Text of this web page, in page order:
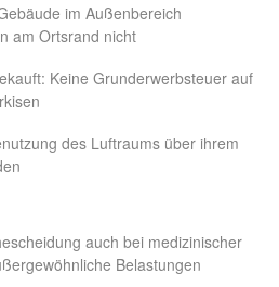
im Außenbereich
am Ortsrand nicht
Keine Grunderwerbsteuer auf
des Luftraums über ihrem
auch bei medizinischer
Belastungen